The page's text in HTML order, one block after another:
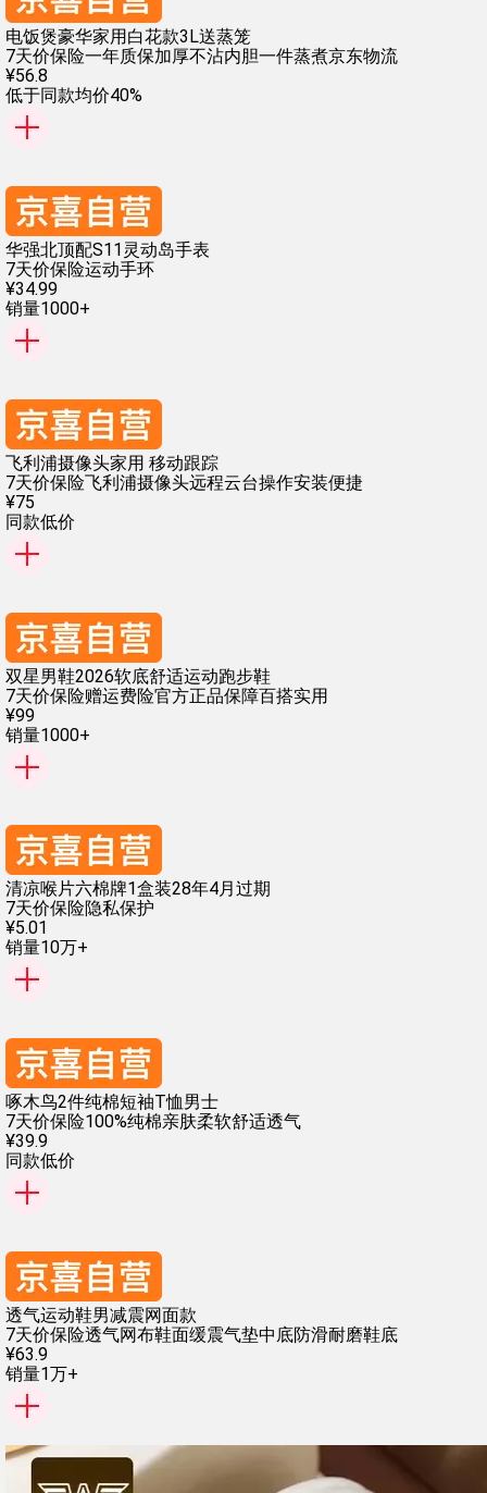
电饭煲豪华家用白花款3L送蒸笼
7天价保险一年质保加厚不沾内胆一件蒸煮京东物流
¥56.8
低于同款均价40%
华强北顶配S11灵动岛手表
7天价保险运动手环
¥34.99
销量1000+
飞利浦摄像头家用 移动跟踪
7天价保险飞利浦摄像头远程云台操作安装便捷
¥75
同款低价
双星男鞋2026软底舒适运动跑步鞋
7天价保险赠运费险官方正品保障百搭实用
¥99
销量1000+
清凉喉片六棉牌1盒装28年4月过期
7天价保险隐私保护
¥5.01
销量10万+
啄木鸟2件纯棉短袖T恤男士
7天价保险100%纯棉亲肤柔软舒适透气
¥39.9
同款低价
透气运动鞋男减震网面款
7天价保险透气网布鞋面缓震气垫中底防滑耐磨鞋底
¥63.9
销量1万+